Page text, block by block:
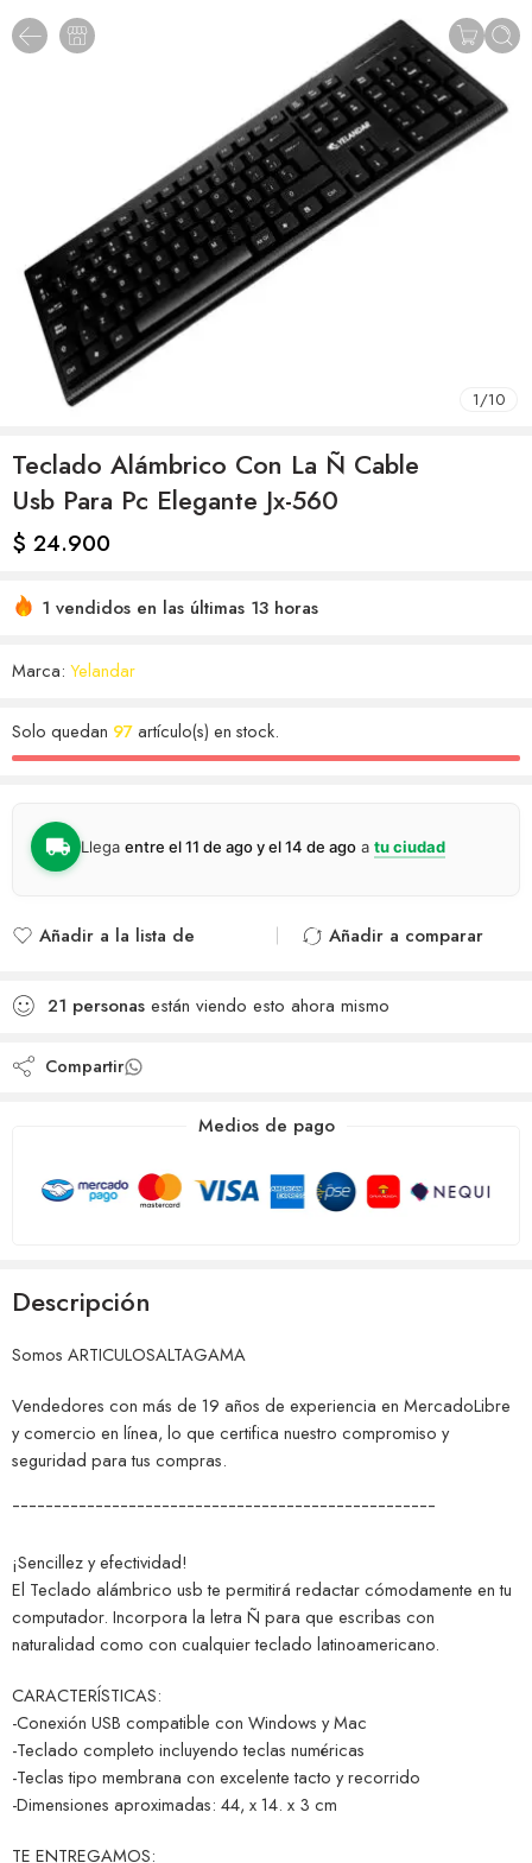
1/10
Teclado Alámbrico Con La Ñ Cable
Usb Para Pc Elegante Jx-560
$ 24.900
1 vendidos en las últimas 13 horas
Marca: Yelandar
Solo quedan 97artículo(s) en stock.
Llega entre el 11 de ago y el 14 de ago a tu ciudad
Añadir a la lista de
Añadido a la lista de
deseos
Añadir a comparar
21 personas están viendo esto ahora mismo
Compartir
Medios de pago
Descripción
Somos ARTICULOSALTAGAMA
Vendedores con más de 19 años de experiencia en MercadoLibre
y comercio en línea, lo que certifica nuestro compromiso y
seguridad para tus compras.
¯¯¯¯¯¯¯¯¯¯¯¯¯¯¯¯¯¯¯¯¯¯¯¯¯¯¯¯¯¯¯¯¯¯¯¯¯¯¯¯¯¯¯¯¯¯¯¯¯¯¯
¡Sencillez y efectividad!
El Teclado alámbrico usb te permitirá redactar cómodamente en tu
computador. Incorpora la letra Ñ para que escribas con
naturalidad como con cualquier teclado latinoamericano.
CARACTERÍSTICAS:
-Conexión USB compatible con Windows y Mac
-Teclado completo incluyendo teclas numéricas
-Teclas tipo membrana con excelente tacto y recorrido
-Dimensiones aproximadas: 44, x 14. x 3 cm
TE ENTREGAMOS: